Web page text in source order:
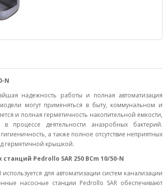
N
надежность работы и полная автоматизация
могут применяться в быту, коммунальном и
и полная герметичность накопительной емкости,
процессе деятельности анаэробных бактерий.
а также полное отсутствие неприятных
герметичной крышкой.
Pedrollo SAR 250 BCm 10/50-N
для автоматизации систем канализации
насосные станции Pedrollo SAR обеспечивают